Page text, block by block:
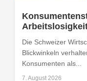
Die Schweizer
Blickwinkeln
Konsumenten als...
7. August 2026